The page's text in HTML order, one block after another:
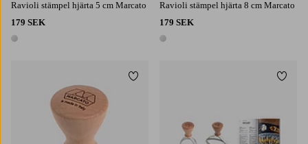
Ravioli stämpel hjärta 5 cm Marcato
179 SEK
1 färg
Ravioli stämpel hjärta 8 cm Marcato
179 SEK
1 färg
Lägg till i favoriter